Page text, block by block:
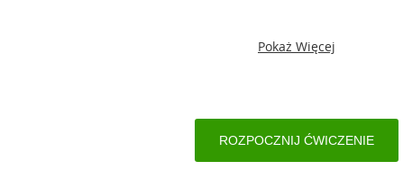
Pokaż Więcej
ROZPOCZNIJ ĆWICZENIE